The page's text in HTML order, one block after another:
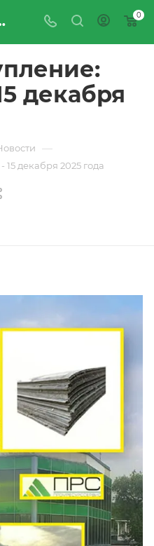
«ПРОМРЕСУРССЕРВИС» 0
декабря
—
декабря 2025 года